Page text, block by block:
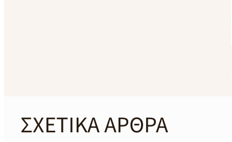
ΣΧΕΤΙΚΑ ΑΡΘΡΑ